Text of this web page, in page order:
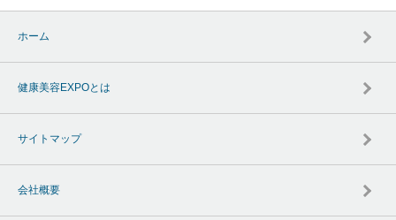
ホーム
健康美容EXPOとは
サイトマップ
会社概要